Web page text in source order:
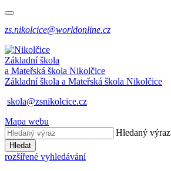
zs.nikolcice@worldonline.cz
Základní škola
a Mateřská škola Nikolčice
Základní škola a Mateřská škola Nikolčice
skola@zsnikolcice.cz
Mapa webu
Hledaný výraz
Hledat
rozšířené vyhledávání